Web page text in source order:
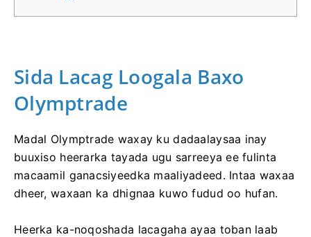
Sida Lacag Loogala Baxo
Olymptrade
Madal Olymptrade waxay ku dadaalaysaa inay
buuxiso heerarka tayada ugu sarreeya ee fulinta
macaamil ganacsiyeedka maaliyadeed. Intaa waxaa
dheer, waxaan ka dhignaa kuwo fudud oo hufan.
Heerka ka-noqoshada lacagaha ayaa toban laab